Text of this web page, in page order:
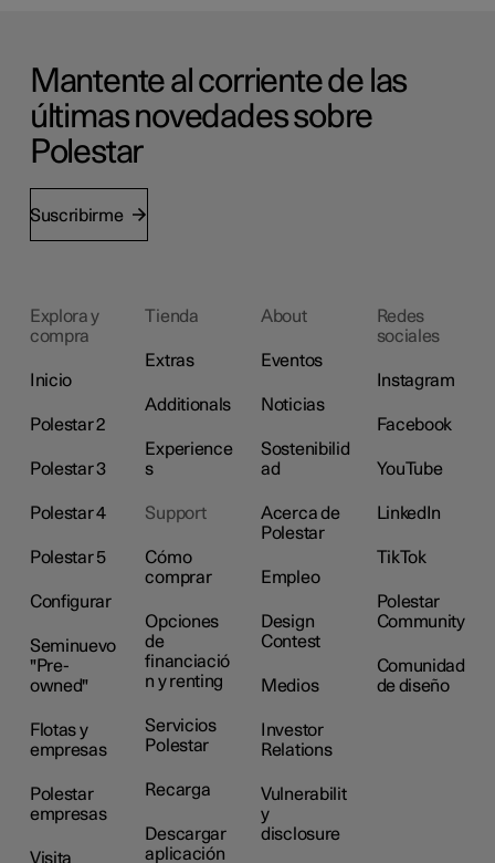
Mantente al corriente de las
últimas novedades sobre
Polestar
Suscribirme
Explora y
compra
Inicio
Polestar 2
Polestar 3
Polestar 4
Polestar 5
Configurar
Seminuevo
"Pre-
owned"
Flotas y
empresas
Polestar
empresas
Visita
Tienda
Extras
Additionals
Experience
s
Support
Cómo
comprar
Opciones
de
financiació
n y renting
Servicios
Polestar
Recarga
Descargar
aplicación
About
Eventos
Noticias
Sostenibilid
ad
Acerca de
Polestar
Empleo
Design
Contest
Medios
Investor
Relations
Vulnerabilit
y
disclosure
Redes
sociales
Instagram
Facebook
YouTube
LinkedIn
TikTok
Polestar
Community
Comunidad
de diseño